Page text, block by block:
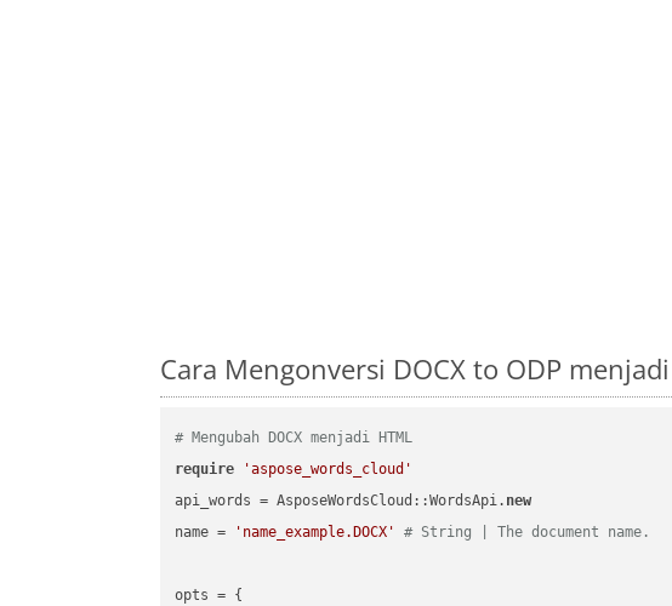
Cara Mengonversi DOCX to ODP
# Mengubah DOCX menjadi HTML
require
'aspose_words_cloud'
api_words = AsposeWordsCloud::WordsApi. new
name =
'name_example.DOCX' # String | The document name.
opts = {